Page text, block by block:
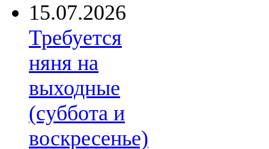
15.07.2026
Требуется
няня на
выходные
(суббота и
воскресенье)